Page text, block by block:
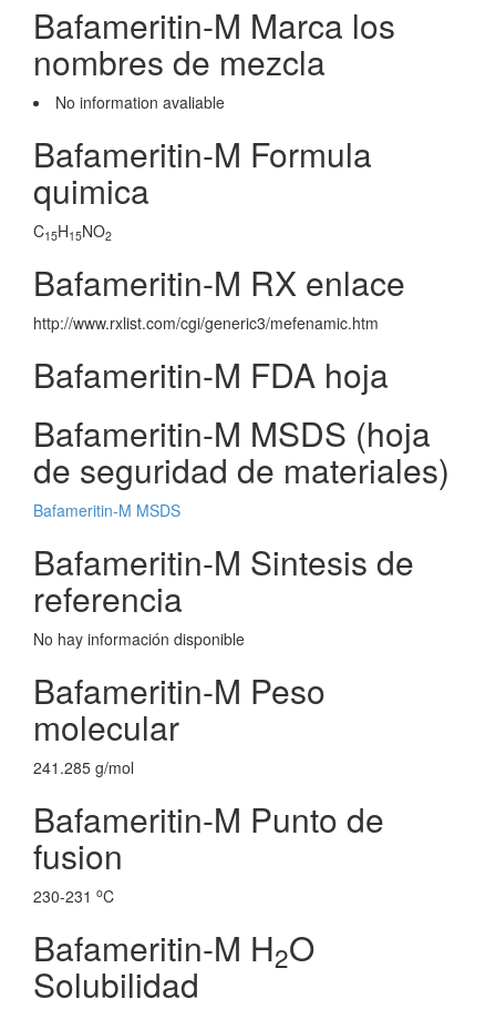
Bafameritin-M Marca los
nombres de mezcla
No information avaliable
Bafameritin-M Formula
quimica
C15H15NO2
Bafameritin-M RX enlace
http://www.rxlist.com/cgi/generic3/mefenamic.htm
Bafameritin-M FDA hoja
Bafameritin-M MSDS (hoja
de seguridad de materiales)
Bafameritin-M MSDS
Bafameritin-M Sintesis de
referencia
No hay información disponible
Bafameritin-M Peso
molecular
241.285 g/mol
Bafameritin-M Punto de
fusion
230-231 oC
Bafameritin-M H2O
Solubilidad